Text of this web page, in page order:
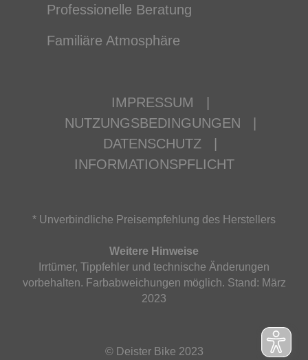
Professionelle Beratung
Familiäre Atmosphäre
IMPRESSUM
NUTZUNGSBEDINGUNGEN
DATENSCHUTZ
INFORMATIONSPFLICHT
* Unverbindliche Preisempfehlung des Herstellers
Weitere Hinweise
Irrtümer, Tippfehler und technische Änderungen
vorbehalten. Farbabweichungen möglich. Stand: März
2023
© Deister Bike 2023